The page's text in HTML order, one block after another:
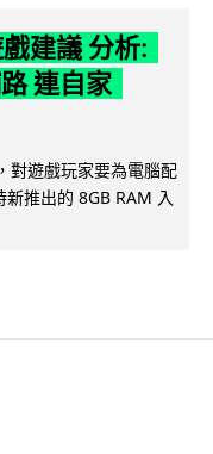
建議 分析:
連自家
對遊戲玩家要為電腦配
推出的 8GB RAM 入